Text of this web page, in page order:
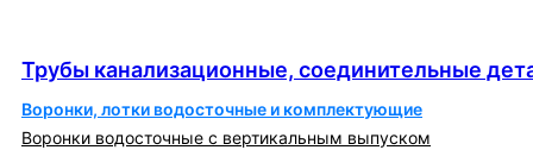
Трубы канализационные, соединительные
Воронки, лотки водосточные и комплектующие
Воронки водосточные с вертикальным выпуском